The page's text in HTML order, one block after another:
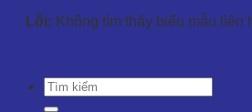
Lỗi: Không tìm thấy biểu mẫu liên